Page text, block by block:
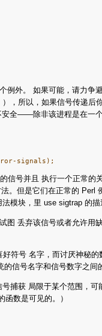
外。 如果可能，请力
，所以，如果信号传递
全——除非该进程是在一
号并且 执行一个正常
。但是它们在正常的
模块，里 use sigtrap 的描
图 丢弃该信号或者允
符号 名字，而讨厌神秘
信号名字和信号数字之间
捕获 局限于某个范围，
数是可见的。）